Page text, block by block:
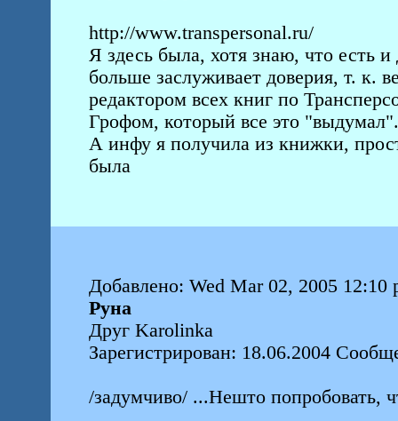
http://www.transpersonal.ru/
Я здесь была, хотя знаю, что есть и
больше заслуживает доверия, т. к.
редактором всех книг по
Грофом, который все это "выдумал".
А инфу я получила из книжки,
была
Добавлено: Wed Mar 02, 2005 12:10
Руна
Друг Karolinka
Зарегистрирован: 18.06.2004
/задумчиво/ ...Нешто попробовать,